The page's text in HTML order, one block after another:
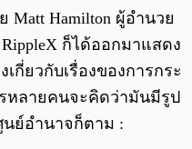
Hamilton ผู้อำนวย
ก็ได้ออกมาแสดง
กี่ยวกับเรื่องของการกระ
หลายคนจะคิดว่ามันมีรูป
นย์อำนาจก็ตาม :